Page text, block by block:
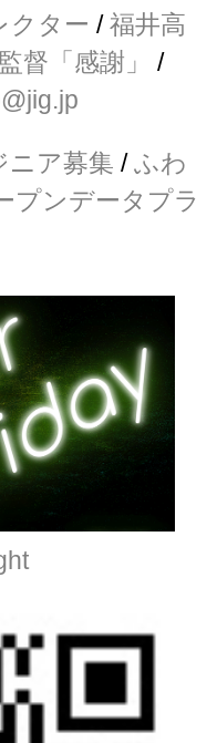
クター /福井高
督「感謝」
/
ニア募集 /ふわ
プンデータプラ